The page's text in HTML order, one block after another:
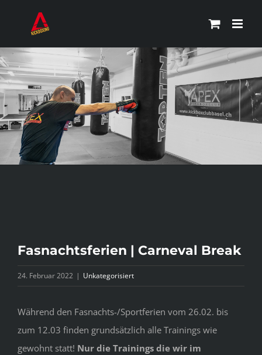
springen
grösseres
Bild
Fasnachtsferien | Carneval Break
24. Februar 2022 | Unkategorisiert
Während den Fasnachts-/Sportferien vom 26.02. bis
zum 12.03 finden grundsätzlich alle Trainings wie
gewohnt statt! Nur die Trainings die wir im